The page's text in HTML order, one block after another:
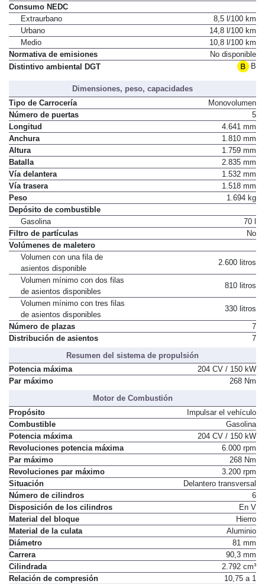
Consumo NEDC
Extraurbano
8,5 l/100 km
Urbano
14,8 l/100 km
Medio
10,8 l/100 km
Normativa de emisiones
No disponible
Distintivo ambiental DGT
B
Dimensiones, peso, capacidades
Tipo de Carrocería
Monovolumen
Número de puertas
5
Longitud
4.641 mm
Anchura
1.810 mm
Altura
1.759 mm
Batalla
2.835 mm
Vía delantera
1.532 mm
Vía trasera
1.518 mm
Peso
1.694 kg
Depósito de combustible
Gasolina
70 l
Filtro de partículas
No
Volúmenes de maletero
Volumen con una fila de
asientos disponible
2.600 litros
Volumen mínimo con dos filas
de asientos disponibles
810 litros
Volumen mínimo con tres filas
de asientos disponibles
330 litros
Número de plazas
7
Distribución de asientos
7
Resumen del sistema de propulsión
Potencia máxima
204 CV / 150 kW
Par máximo
268 Nm
Motor de Combustión
Propósito
Impulsar el vehículo
Combustible
Gasolina
Potencia máxima
204 CV / 150 kW
Revoluciones potencia máxima
6.000 rpm
Par máximo
268 Nm
Revoluciones par máximo
3.200 rpm
Situación
Delantero transversal
Número de cilindros
6
Disposición de los cilindros
En V
Material del bloque
Hierro
Material de la culata
Aluminio
Diámetro
81 mm
Carrera
90,3 mm
Cilindrada
2.792 cm³
Relación de compresión
10,75 a 1